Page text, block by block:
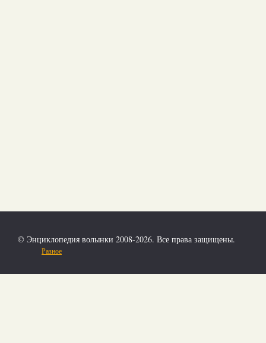
© Энциклопедия волынки 2008-2026. Все права защищены.
Разное